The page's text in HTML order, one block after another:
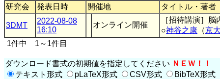
研究会 発表日時 開催地 タイトル・著者
3DMT
2022-08-08
16:10
オンライン開催
［招待講演］
○神谷之康 （京
1件中 1～1件目
ダウンロード書式の初期値を指定してください ＮＥＷ！！
テキスト形式
pLaTeX形式 CSV形式 BibTeX形式